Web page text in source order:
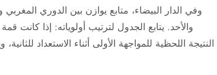
وفي الدار البيضاء، متابع يوازن بين الدوري المغربي
والأحد. يتابع الجدول لترتيب أولوياته: إذا كانت
النتيجة اللحظية للمواجهة الأولى أثناء الاستعداد